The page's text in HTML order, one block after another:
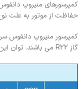
حفاظت از موتور به علت
گاز R22 می باشند. توان این کمپرسورها از 1.5 تا 13 اسب بخار بوده و دارای انواع تک فاز و سه فاز می باشند. روغن سازگار با این کمپرسورها روغن معدنی 160P است.